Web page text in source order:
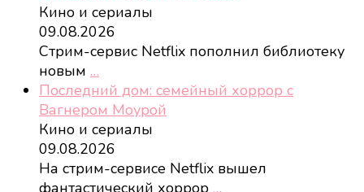
Кино и сериалы
09.08.2026
Стрим-сервис Netflix пополнил библиотеку
новым …
Последний дом: семейный хоррор с
Вагнером Моурой
Кино и сериалы
09.08.2026
На стрим-сервисе Netflix вышел